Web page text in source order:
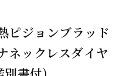
ピジョンブラッド
ネックレスダイヤ